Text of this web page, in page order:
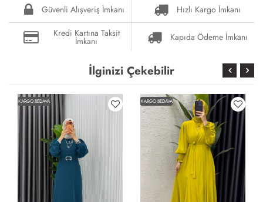
Güvenli Alışveriş İmkanı
Hızlı Kargo İmkanı
Kredi Kartına Taksit
İmkanı Kapıda Ödeme İmkanı
İlginizi Çekebilir
KARGO BEDAVA KARGO BEDAVA